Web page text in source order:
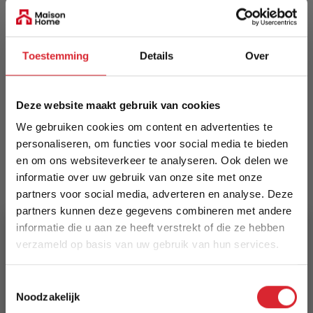
Toestemming Details Over
Deze website maakt gebruik van cookies
We gebruiken cookies om content en advertenties te
personaliseren, om functies voor social media te bieden
en om ons websiteverkeer te analyseren. Ook delen we
informatie over uw gebruik van onze site met onze
partners voor social media, adverteren en analyse. Deze
partners kunnen deze gegevens combineren met andere
informatie die u aan ze heeft verstrekt of die ze hebben
verzameld op basis van uw gebruik van hun services.
Noodzakelijk
EAN
Informeer naar de actuele levertijd
Kleur
4373
Maat
200 x 290 cm
290 cm